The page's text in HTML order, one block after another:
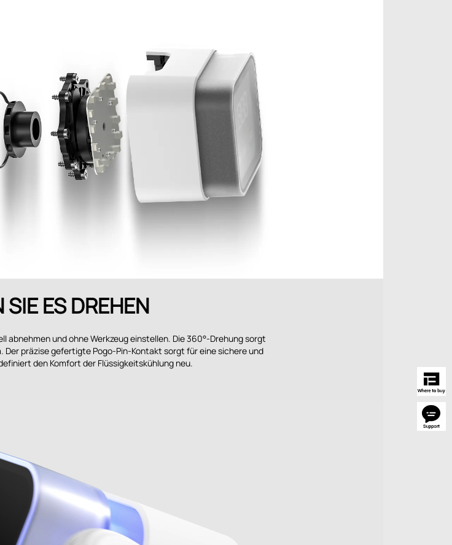
SIE ES DREHEN
abnehmen und ohne Werkzeug einstellen. Die 360°-Drehung sorgt
präzise gefertigte Pogo-Pin-Kontakt sorgt für eine sichere und
den Komfort der Flüssigkeitskühlung neu.